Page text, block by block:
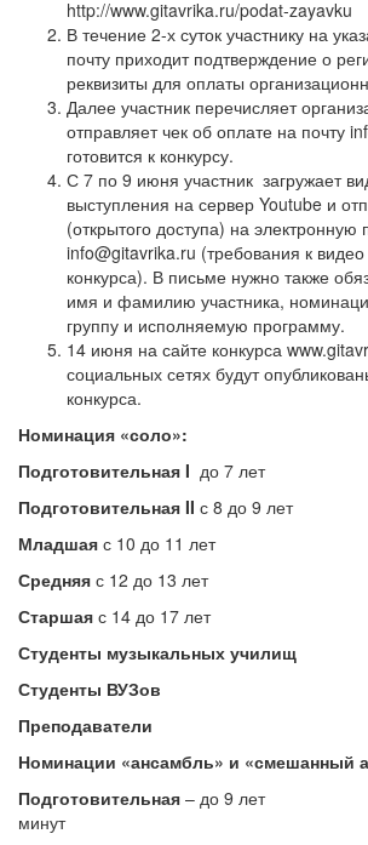
http://www.gitavrika.ru/podat-zayavku
В течение 2-х суток участнику на
почту приходит подтверждение о
реквизиты для оплаты
Далее участник перечисляет
отправляет чек об оплате на почту
готовится к конкурсу.
С 7 по 9 июня участник загружает
выступления на сервер Youtube и
(открытого доступа) на электронную
info@gitavrika.ru (требования к
конкурса). В письме нужно также
имя и фамилию участника,
группу и исполняемую программу.
14 июня на сайте конкурса
социальных сетях будут
конкурса.
Номинация «соло»:
Подготовительная I до 7 лет
Подготовительная II с 8 до 9 лет
Младшая с 10 до 11 лет до
Средняя с 12 до 13 лет до
Старшая с 14 до 17 лет до
Студенты музыкальных училищ
до
Студенты ВУЗов до 20
Преподаватели до 12
Номинации «ансамбль» и «смешанный
Подготовительная – до 9
минут